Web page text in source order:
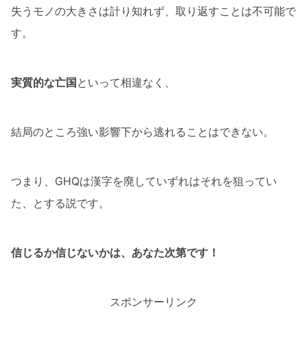
失うモノの大きさは計り知れず、取り返すことは不可能で
す。
実質的な亡国といって相違なく、
結局のところ強い影響下から逃れることはできない。
つまり、GHQは漢字を廃していずれはそれを狙ってい
た、とする説です。
信じるか信じないかは、あなた次第です！
スポンサーリンク